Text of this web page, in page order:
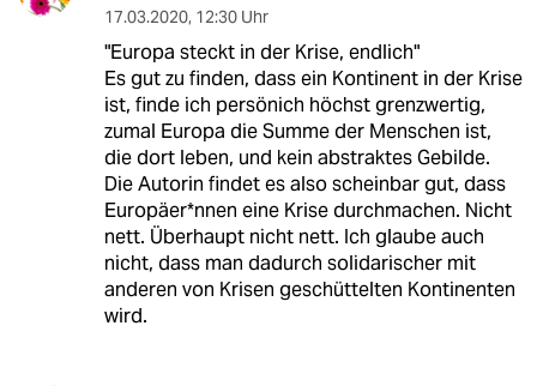
17.03.2020, 12:30 Uhr
"Europa steckt in der Krise, endlich"
Es gut zu finden, dass ein Kontinent in der Krise
ist, finde ich persönich höchst grenzwertig,
zumal Europa die Summe der Menschen ist,
die dort leben, und kein abstraktes Gebilde.
Die Autorin findet es also scheinbar gut, dass
Europäer*nnen eine Krise durchmachen. Nicht
nett. Überhaupt nicht nett. Ich glaube auch
nicht, dass man dadurch solidarischer mit
anderen von Krisen geschüttelten Kontinenten
wird.